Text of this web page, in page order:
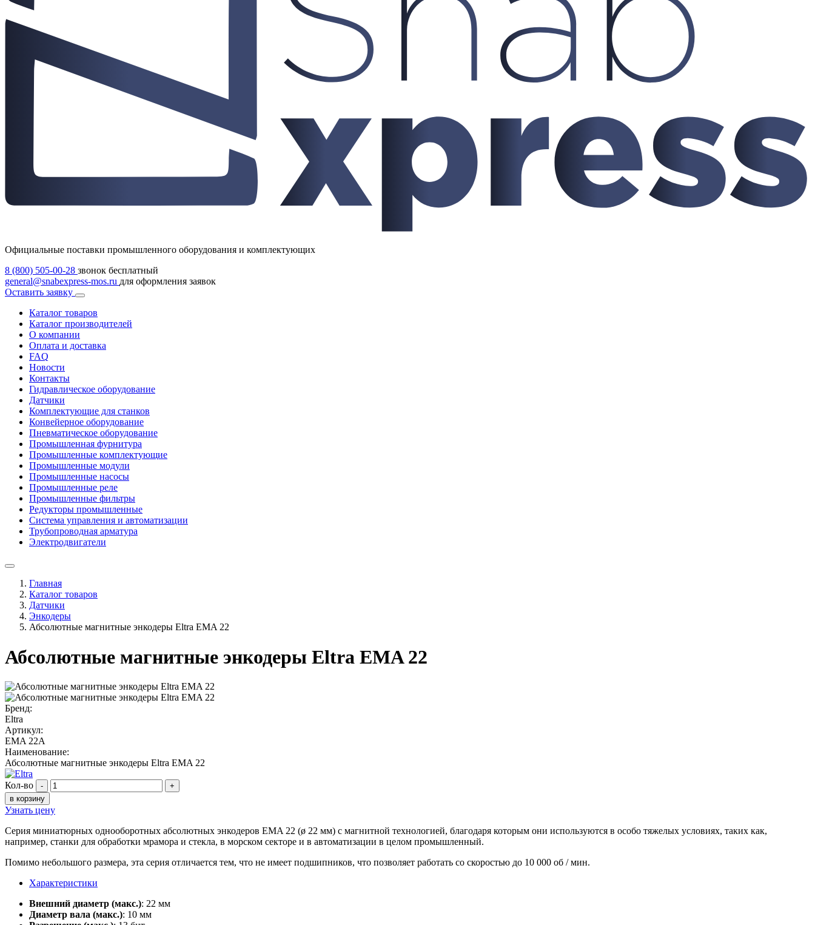
Официальные поставки промышленного оборудования и комплектующих
8 (800) 505-00-28 звонок бесплатный
general@snabexpress-mos.ru для оформления заявок
Оставить заявку
Каталог товаров
Каталог производителей
О компании
Оплата и доставка
FAQ
Новости
Контакты
Гидравлическое оборудование
Датчики
Комплектующие для станков
Конвейерное оборудование
Пневматическое оборудование
Промышленная фурнитура
Промышленные комплектующие
Промышленные модули
Промышленные насосы
Промышленные реле
Промышленные фильтры
Редукторы промышленные
Система управления и автоматизации
Трубопроводная арматура
Электродвигатели
Главная
Каталог товаров
Датчики
Энкодеры
Абсолютные магнитные энкодеры Eltra EMA 22
Абсолютные магнитные энкодеры Eltra EMA 22
Бренд:
Eltra
Артикул:
EMA 22A
Наименование:
Абсолютные магнитные энкодеры Eltra EMA 22
Кол-во -
+
в корзину
Узнать цену
Серия миниатюрных однооборотных абсолютных энкодеров EMA 22 (ø 22 мм) с магнитной технологией, благодаря которым они используются в особо тяжелых условиях, таких как,
например, станки для обработки мрамора и стекла, в морском секторе и в автоматизации в целом промышленный.
Помимо небольшого размера, эта серия отличается тем, что не имеет подшипников, что позволяет работать со скоростью до 10 000 об / мин.
Характеристики
Внешний диаметр (макс.): 22 мм
Диаметр вала (макс.): 10 мм